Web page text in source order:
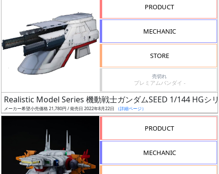
前
抽
在
PRODUCT
MECHANIC
STORE
売切れ
プレミアムバンダイ -
Realistic Model Series 機動戦士ガンダムSEED 1/144 HGシ
メーカー希望小売価格 21,780円 / 発売日 2022年8月22日 （詳細ページ）
PRODUCT
MECHANIC